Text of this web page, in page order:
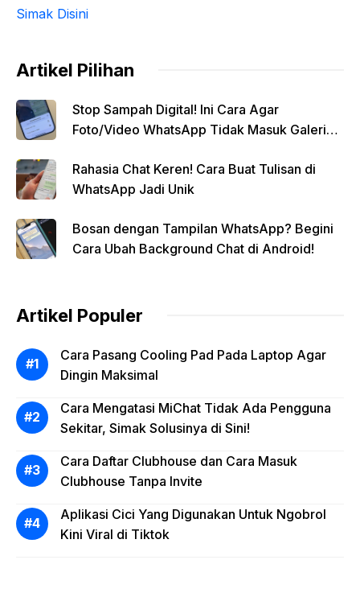
Simak Disini
Artikel Pilihan
Stop Sampah Digital! Ini Cara Agar
Foto/Video WhatsApp Tidak Masuk Galeri
Rahasia Chat Keren! Cara Buat Tulisan di
WhatsApp Jadi Unik
Bosan dengan Tampilan WhatsApp? Begini
Cara Ubah Background Chat di Android!
Artikel Populer
Cara Pasang Cooling Pad Pada Laptop Agar
Dingin Maksimal
Cara Mengatasi MiChat Tidak Ada Pengguna
Sekitar, Simak Solusinya di Sini!
Cara Daftar Clubhouse dan Cara Masuk
Clubhouse Tanpa Invite
Aplikasi Cici Yang Digunakan Untuk Ngobrol
Kini Viral di Tiktok